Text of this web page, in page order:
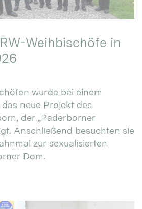
Weihbischöfe in
wurde bei einem
neue Projekt des
der „Paderborner
Anschließend besuchten sie
zur sexualisierten
Dom.